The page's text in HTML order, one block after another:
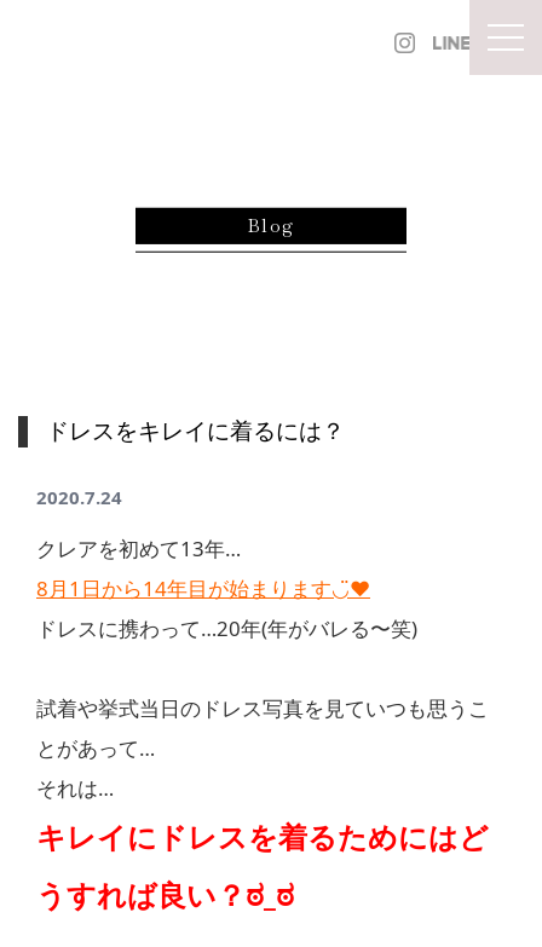
Blog
ドレスをキレイに着るには？
2020.7.24
クレアを初めて13年…
8月1日から14年目が始まります◡̈♥︎
ドレスに携わって…20年(年がバレる〜笑)
試着や挙式当日のドレス写真を見ていつも思うこ
とがあって…
それは…
キレイにドレスを着るためにはど
うすれば良い？ಠ_ಠ